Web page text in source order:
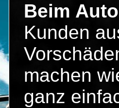
Beim
Kunden
machen
ganz